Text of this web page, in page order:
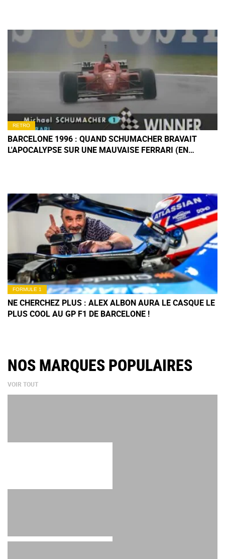
RETRO
BARCELONE 1996 : QUAND SCHUMACHER BRAVAIT
L'APOCALYPSE SUR UNE MAUVAISE FERRARI (EN
FORMULE 1
NE CHERCHEZ PLUS : ALEX ALBON AURA LE CASQUE LE
PLUS COOL AU GP F1 DE BARCELONE !
NOS MARQUES POPULAIRES
VOIR TOUT